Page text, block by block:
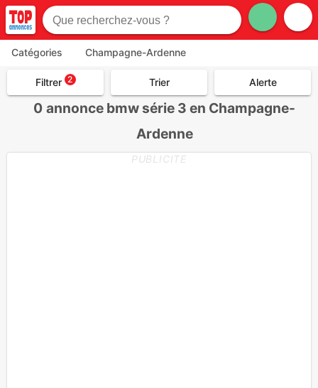
Catégories Champagne-Ardenne
Filtrer 2 Trier Alerte
0 annonce bmw série 3 en Champagne-
Ardenne
PUBLICITE